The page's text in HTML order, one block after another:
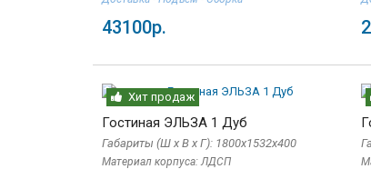
43100р.
Хит продаж
Гостиная ЭЛЬЗА 1 Дуб
Габариты (Ш x В x Г): 1800х1532х400
Материал корпуса: ЛДСП